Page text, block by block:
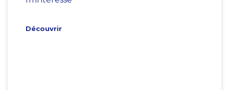
Découvrir